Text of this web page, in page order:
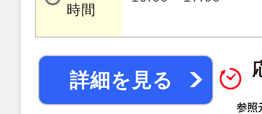
時間
詳細を見る